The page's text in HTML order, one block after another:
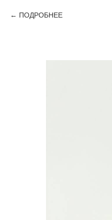
ПОДРОБНЕЕ